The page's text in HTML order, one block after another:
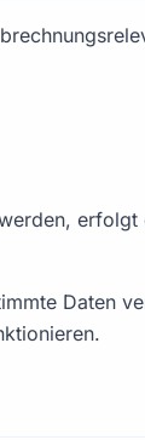
Daten